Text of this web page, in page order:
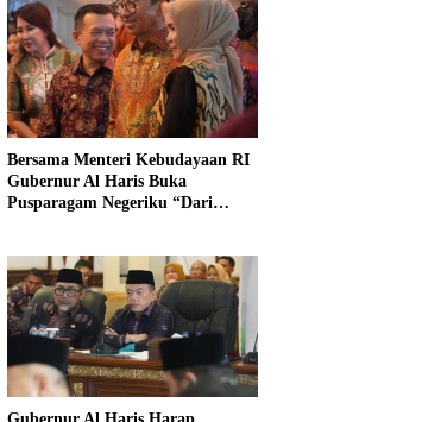
Bersama Menteri Kebudayaan RI
Gubernur Al Haris Buka
Pusparagam Negeriku “Dari